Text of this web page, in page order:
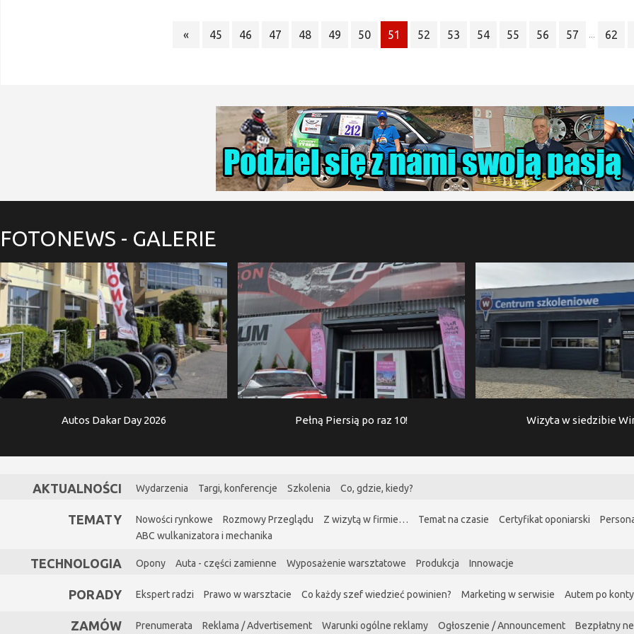
« 45 46 47 48 49 50 51 52 53 54 55 56 57 62
FOTONEWS - GALERIE
Autos Dakar Day 2026 Pełną Piersią po raz 10! Wizyta w siedzibie
AKTUALNOŚCI Wydarzenia Targi, konferencje Szkolenia Co, gdzie, kiedy?
TEMATY Nowości rynkowe Rozmowy Przeglądu Z wizytą w firmie… Temat na czasie Certyfikat oponiarski
ABC wulkanizatora i mechanika
TECHNOLOGIA Opony Auta - części zamienne Wyposażenie warsztatowe Produkcja Innowacje
PORADY Ekspert radzi Prawo w warsztacie Co każdy szef wiedzieć powinien? Marketing w serwisie Autem po
ZAMÓW Prenumerata Reklama / Advertisement Warunki ogólne reklamy Ogłoszenie / Announcement Bezpłatny